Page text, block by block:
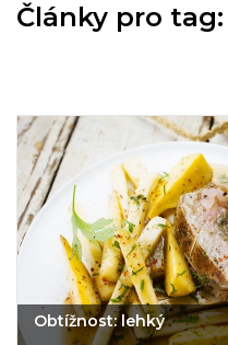
Články pro
Obtížnost: lehký